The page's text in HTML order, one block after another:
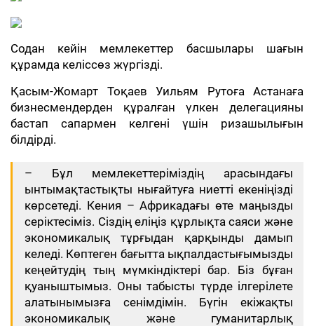
Содан кейін мемлекеттер басшылары шағын
құрамда келіссөз жүргізді.
Қасым-Жомарт Тоқаев Уильям Рутоға Астанаға
бизнесмендерден құралған үлкен делегацияны
бастап сапармен келгені үшін ризашылығын
білдірді.
– Бұл мемлекеттеріміздің арасындағы
ынтымақтастықты нығайтуға ниетті екеніңізді
көрсетеді. Кения – Африкадағы өте маңызды
серіктесіміз. Сіздің еліңіз құрлықта саяси және
экономикалық тұрғыдан қарқынды дамып
келеді. Көптеген бағытта ықпалдастығымызды
кеңейтудің тың мүмкіндіктері бар. Біз бұған
қуаныштымыз. Оны табысты түрде ілгерілете
алатынымызға сенімдімін. Бүгін екіжақты
экономикалық және гуманитарлық